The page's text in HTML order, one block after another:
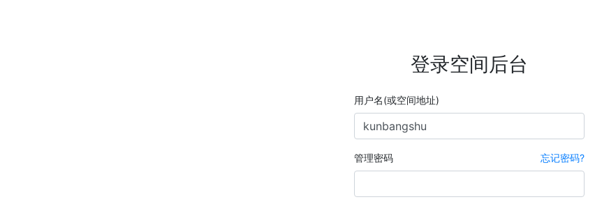
登录空间后台
用户名(或空间地址)
管理密码 忘记密码?